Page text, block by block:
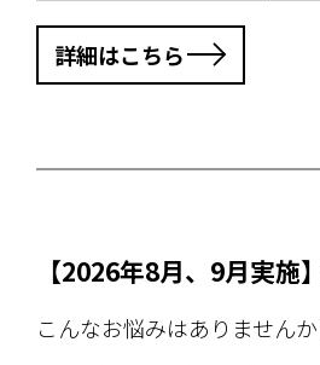
詳細はこちら
【2026年8月、9月実
こんなお悩みはありませんか